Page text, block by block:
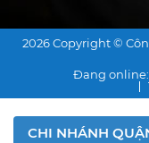
2026 Copyright ©
Đang online
CHI NHÁNH